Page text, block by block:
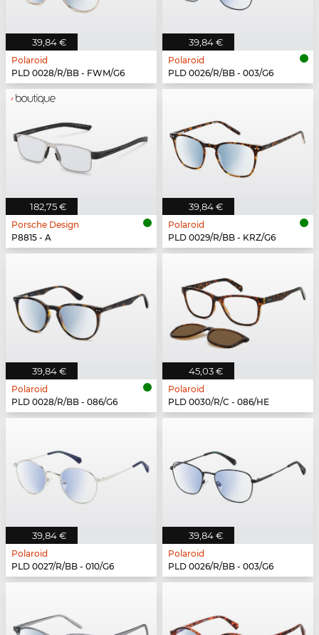
39,84 €
Polaroid
PLD 0028/R/BB - FWM/G6
39,84 €
Polaroid
PLD 0026/R/BB - 003/G6
182,75 €
Porsche Design
P8815 - A
39,84 €
Polaroid
PLD 0029/R/BB - KRZ/G6
39,84 €
Polaroid
PLD 0028/R/BB - 086/G6
45,03 €
Polaroid
PLD 0030/R/C - 086/HE
39,84 €
Polaroid
PLD 0027/R/BB - 010/G6
39,84 €
Polaroid
PLD 0026/R/BB - 003/G6